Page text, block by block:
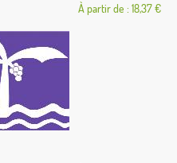
À partir de : 18,37 €